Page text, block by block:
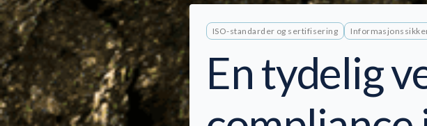
ISO-standarder og sertifisering
En tydelig